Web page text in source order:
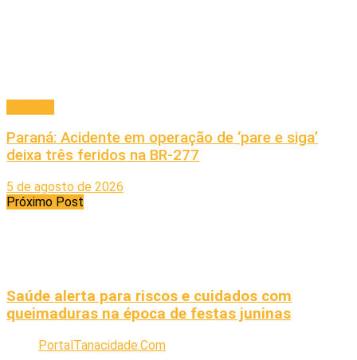
Paraná: Acidente em operação de ‘pare e siga’
deixa três feridos na BR-277
5 de agosto de 2026
Próximo Post
Saúde alerta para riscos e cuidados com
queimaduras na época de festas juninas
PortalTanacidade.Com